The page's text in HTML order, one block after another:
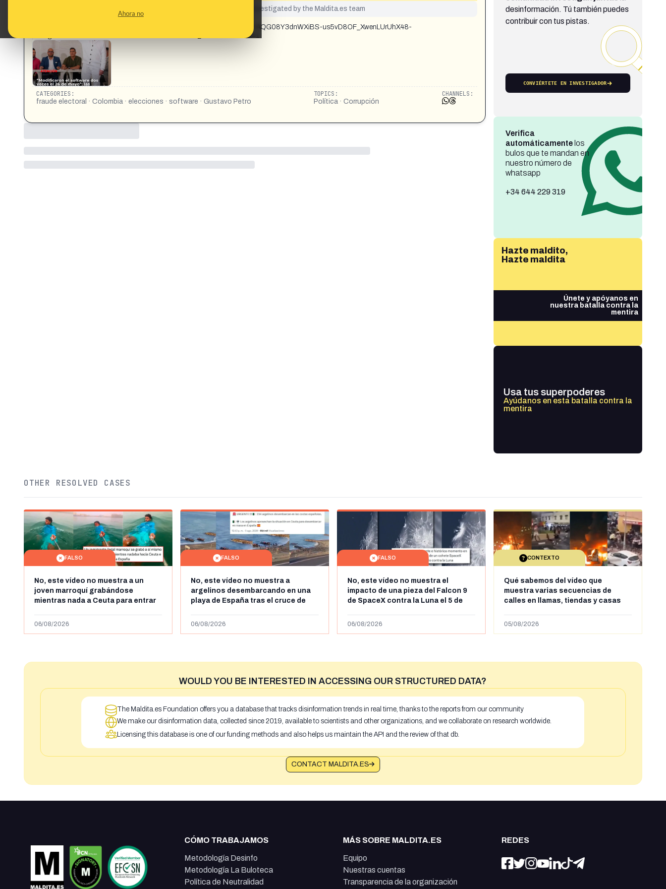
Ahora no
This content has not yet been investigated by the Maldita.es team
https://www.threads.com/@mariapia_serpa/post/DZGbHMJnav8?xmt=AQG08Y3dnWXiBS-us5vD8OF_XwenLUrUhX48-
bIrgZ5nrskwIVJLFwsW3uFlRvXkorb9AduM&source_surface=35&slof=1
CATEGORIES:
fraude electoral · Colombia · elecciones · software · Gustavo Petro
TOPICS:
Política · Corrupción
CHANNELS:
desinformación. Tú también puedes
contribuir con tus pistas.
CONVIÉRTETE EN INVESTIGADOR
Verifica
automáticamentelos
bulos que te mandan en
nuestro número de
whatsapp
+34 644 229 319
Hazte maldito,
Hazte maldita
Únete y apóyanos en
nuestra batalla contra la
mentira
Usa tus superpoderes
Ayúdanos en esta batalla contra la
mentira
OTHER RESOLVED CASES
FALSO
No, este vídeo no muestra a un
joven marroquí grabándose
mientras nada a Ceuta para entrar
más de 450km de Ceuta y el autor lo
06/08/2026
FALSO
No, este vídeo no muestra a
argelinos desembarcando en una
playa de España tras el cruce de
de julio de 2026: son imágenes de
06/08/2026
FALSO
No, este vídeo no muestra el
impacto de una pieza del Falcon 9
de SpaceX contra la Luna el 5 de
menos abril de 2026
06/08/2026
CONTEXTO
Qué sabemos del vídeo que
muestra varias secuencias de
calles en llamas, tiendas y casas
supuestamente en España tras la
05/08/2026
WOULD YOU BE INTERESTED IN ACCESSING OUR STRUCTURED DATA?
The Maldita.es Foundation offers you a database that tracks disinformation trends in real time, thanks to the reports from our community
We make our disinformation data, collected since 2019, available to scientists and other organizations, and we collaborate on research worldwide.
Licensing this database is one of our funding methods and also helps us maintain the API and the review of that db.
CONTACT MALDITA.ES
CÓMO TRABAJAMOS
Metodología Desinfo
Metodología La Buloteca
Política de Neutralidad
MÁS SOBRE MALDITA.ES
Equipo
Nuestras cuentas
Transparencia de la organización
REDES